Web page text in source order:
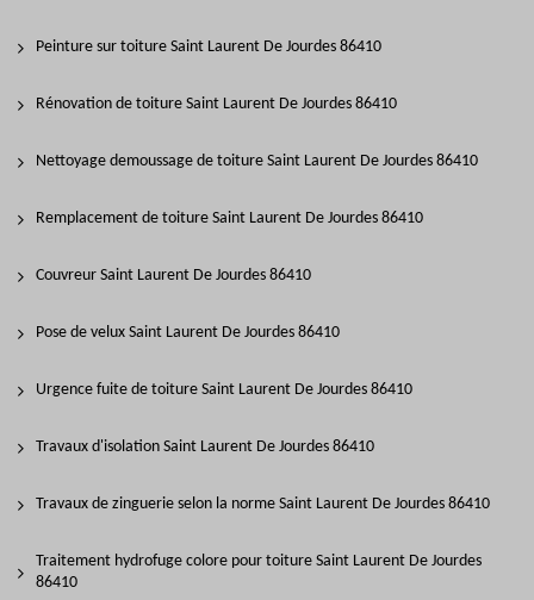
Peinture sur toiture Saint Laurent De Jourdes 86410
Rénovation de toiture Saint Laurent De Jourdes 86410
Nettoyage demoussage de toiture Saint Laurent De Jourdes 86410
Remplacement de toiture Saint Laurent De Jourdes 86410
Couvreur Saint Laurent De Jourdes 86410
Pose de velux Saint Laurent De Jourdes 86410
Urgence fuite de toiture Saint Laurent De Jourdes 86410
Travaux d'isolation Saint Laurent De Jourdes 86410
Travaux de zinguerie selon la norme Saint Laurent De Jourdes 86410
Traitement hydrofuge colore pour toiture Saint Laurent De Jourdes
86410